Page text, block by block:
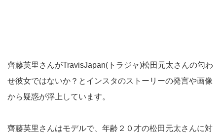
齊藤英里さんがTravisJapan(トラジャ)松田元太さんの匂わ
せ彼女ではないか？とインスタのストーリーの発言や画像
から疑惑が浮上しています。
齊藤英里さんはモデルで、年齢２０才の松田元太さんに対